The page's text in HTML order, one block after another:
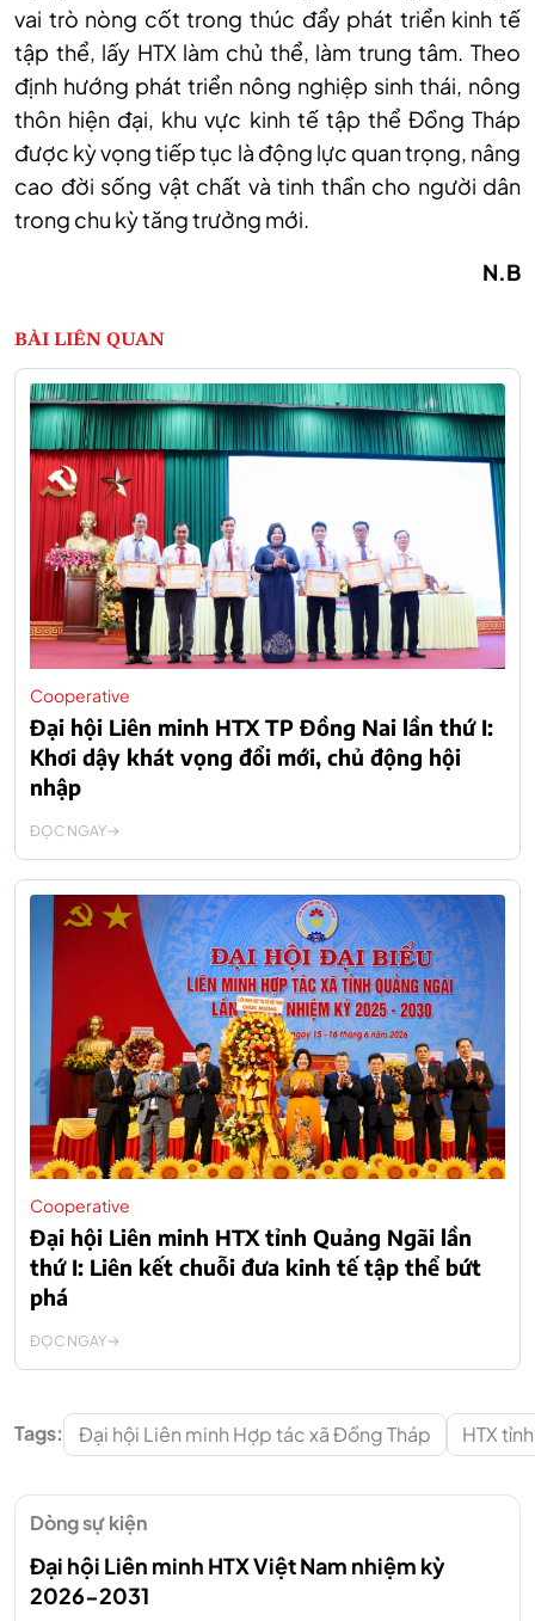
vai trò nòng cốt trong thúc đẩy phát triển kinh tế
tập thể, lấy HTX làm chủ thể, làm trung tâm. Theo
định hướng phát triển nông nghiệp sinh thái, nông
thôn hiện đại, khu vực kinh tế tập thể Đồng Tháp
được kỳ vọng tiếp tục là động lực quan trọng, nâng
cao đời sống vật chất và tinh thần cho người dân
trong chu kỳ tăng trưởng mới.
N.B
BÀI LIÊN QUAN
Cooperative
Đại hội Liên minh HTX TP Đồng Nai lần thứ I:
Khơi dậy khát vọng đổi mới, chủ động hội
nhập
ĐỌC NGAY
Cooperative
Đại hội Liên minh HTX tỉnh Quảng Ngãi lần
thứ I: Liên kết chuỗi đưa kinh tế tập thể bứt
phá
ĐỌC NGAY
Tags: Đại hội Liên minh Hợp tác xã Đồng Tháp HTX
Dòng sự kiện
Đại hội Liên minh HTX Việt Nam nhiệm kỳ
2026-2031